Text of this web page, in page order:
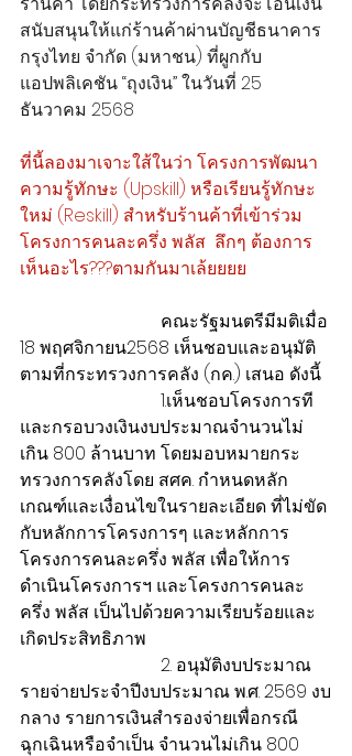
สนับสนุนให้แก่ร้านค้าผ่านบัญชีธนาคาร
กรุงไทย จำกัด (มหาชน) ที่ผูกกับ
แอปพลิเคชัน “ถุงเงิน” ในวันที่ 25
ธันวาคม 2568
ที่นี้ลองมาเจาะใส้ในว่า โครงการพัฒนา
ความรู้ทักษะ (Upskill) หรือเรียนรู้ทักษะ
ใหม่ (Reskill) สำหรับร้านค้าที่เข้าร่วม
โครงการคนละครึ่ง พลัส  ลึกๆ ต้องการ
เห็นอะไร???ตามกันมาเล้ยยยย
คณะรัฐมนตรีมีมติเมื่อ
18 พฤศจิกายน2568 เห็นชอบและอนุมัติ
ตามที่กระทรวงการคลัง (กค.) เสนอ ดังนี้
1.เห็นชอบโครงการที
และกรอบวงเงินงบประมาณจำนวนไม่
เกิน 800 ล้านบาท โดยมอบหมายกระ
ทรวงการคลังโดย สศค. กำหนดหลัก
เกณฑ์และเงื่อนไขในรายละเอียด ที่ไม่ขัด
กับหลักการโครงการๆ และหลักการ
โครงการคนละครึ่ง พลัส เพื่อให้การ
ดำเนินโครงการฯ และโครงการคนละ
ครึ่ง พลัส เป็นไปด้วยความเรียบร้อยและ
เกิดประสิทธิภาพ
2. อนุมัติงบประมาณ
รายจ่ายประจำปีงบประมาณ พ.ศ. 2569 งบ
กลาง รายการเงินสำรองจ่ายเพื่อกรณี
ฉุกเฉินหรือจำเป็น จำนวนไม่เกิน 800